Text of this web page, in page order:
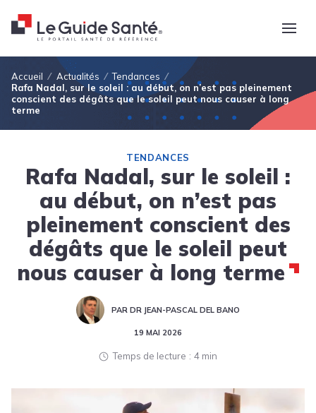
Fil d'Ariane
Accueil Actualités
Tendances
Rafa Nadal, sur le soleil : au début, on n’est pas pleinement
conscient des dégâts que le soleil peut nous causer à long
terme
TENDANCES
Rafa Nadal, sur le soleil :
au début, on n’est pas
pleinement conscient des
dégâts que le soleil peut
nous causer à long terme
PAR DR JEAN-PASCAL DEL BANO
19 MAI 2026
Temps de lecture 4 min